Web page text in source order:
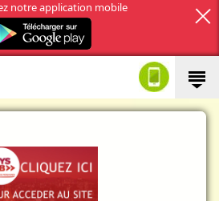
notre application mobile